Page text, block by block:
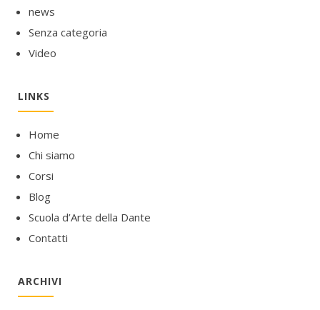
news
Senza categoria
Video
LINKS
Home
Chi siamo
Corsi
Blog
Scuola d’Arte della Dante
Contatti
ARCHIVI